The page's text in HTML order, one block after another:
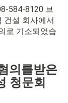
584-8120 브
건설 회사에서
로 기소되었습
의를받은
청문회